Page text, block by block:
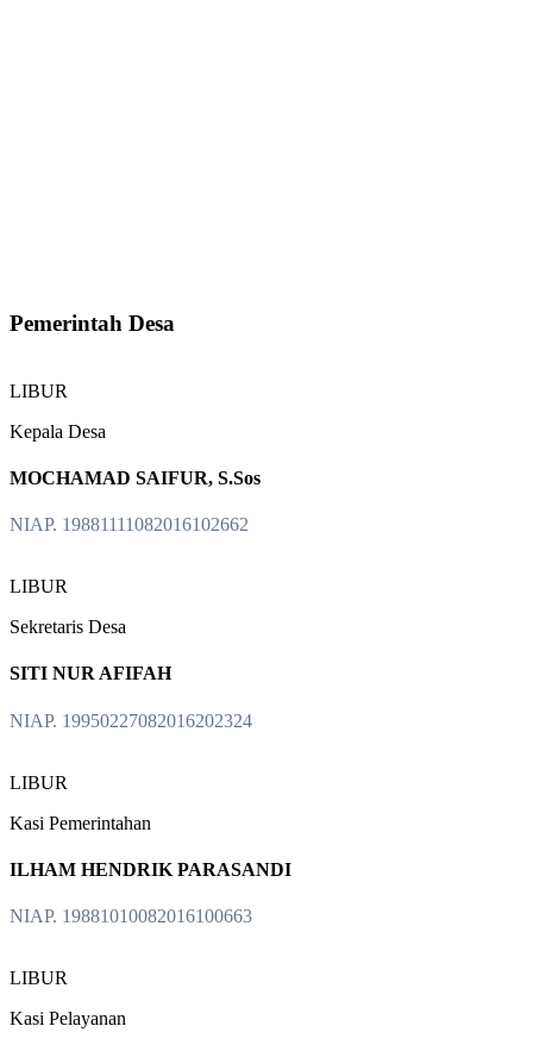
Pemerintah Desa
LIBUR
Kepala Desa
MOCHAMAD SAIFUR, S.Sos
NIAP. 19881111082016102662
LIBUR
Sekretaris Desa
SITI NUR AFIFAH
NIAP. 19950227082016202324
LIBUR
Kasi Pemerintahan
ILHAM HENDRIK PARASANDI
NIAP. 19881010082016100663
LIBUR
Kasi Pelayanan